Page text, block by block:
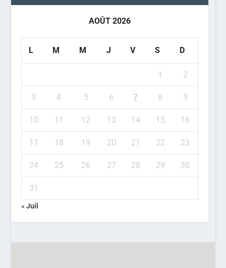
AOÛT 2026
L M M J V S D
1 2
3 4 5 6 7 8 9
10 11 12 13 14 15 16
17 18 19 20 21 22 23
24 25 26 27 28 29 30
31
« Juil